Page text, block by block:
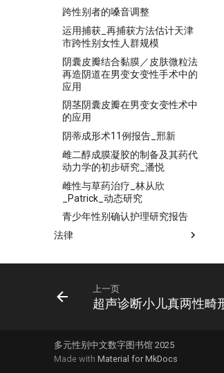
跨性别者的嗓音调整
运用捕获_再捕获方法估计天津
市跨性别女性人群规模
阴囊皮瓣结合黏膜／皮肤微粒法
再造阴道在男变女变性手术中的
应用
阴茎阴囊皮瓣在男变女变性术中
的应用
阴蒂成形术11例报告_邢新
雌二醇成膜凝胶的制备及其药代
动力学的初步研究_潘悦
雌性与草药治疗_林从欣
_Patrick_动态研究
青少年性别确认护理研究报告
法律
上一页
超声诊断小儿真两性畸
多元性别中文数字图书馆 2025
Made with Material for MkDocs